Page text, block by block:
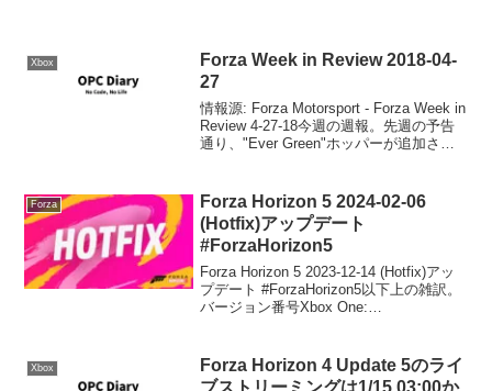
Xbox
Forza Week in Review 2018-04-
27
情報源: Forza Motorsport - Forza Week in
Review 4-27-18今週の週報。先週の予告
通り、"Ever Green"ホッパーが追加され
Forza
Forza Horizon 5 2024-02-06
(Hotfix)アップデート
#ForzaHorizon5
Forza Horizon 5 2023-12-14 (Hotfix)アッ
プデート #ForzaHorizon5以下上の雑訳。
バージョン番号Xbox One:
Xbox
Forza Horizon 4 Update 5のライ